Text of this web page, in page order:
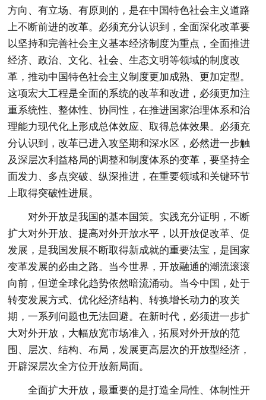
方向、有立场、有原则的，是在中国特色社会主义道路
上不断前进的改革。必须充分认识到，全面深化改革要
以坚持和完善社会主义基本经济制度为重点，全面推进
经济、政治、文化、社会、生态文明等领域的制度改
革，推动中国特色社会主义制度更加成熟、更加定型。
这项宏大工程是全面的系统的改革和改进，必须更加注
重系统性、整体性、协同性，在推进国家治理体系和治
理能力现代化上形成总体效应、取得总体效果。必须充
分认识到，改革已进入攻坚期和深水区，必然进一步触
及深层次利益格局的调整和制度体系的变革，要坚持全
面发力、多点突破、纵深推进，在重要领域和关键环节
上取得突破性进展。
对外开放是我国的基本国策。实践充分证明，不断
扩大对外开放、提高对外开放水平，以开放促改革、促
发展，是我国发展不断取得新成就的重要法宝，是国家
变革发展的必由之路。当今世界，开放融通的潮流滚滚
向前，但逆全球化趋势依然暗流涌动。当今中国，处于
转变发展方式、优化经济结构、转换增长动力的攻关
期，一系列问题也无法回避。在新时代，必须进一步扩
大对外开放，大幅放宽市场准入，拓展对外开放的范
围、层次、结构、布局，发展更高层次的开放型经济，
开辟深层次全方位开放新局面。
全面扩大开放，最重要的是打造全局性、体制性开